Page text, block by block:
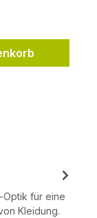
für eine
Kleidung.